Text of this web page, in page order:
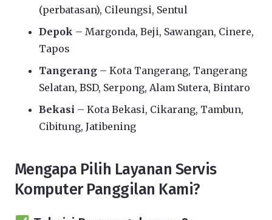
(perbatasan), Cileungsi, Sentul
Depok – Margonda, Beji, Sawangan, Cinere,
Tapos
Tangerang – Kota Tangerang, Tangerang
Selatan, BSD, Serpong, Alam Sutera, Bintaro
Bekasi – Kota Bekasi, Cikarang, Tambun,
Cibitung, Jatibening
Mengapa Pilih Layanan Servis
Komputer Panggilan Kami?